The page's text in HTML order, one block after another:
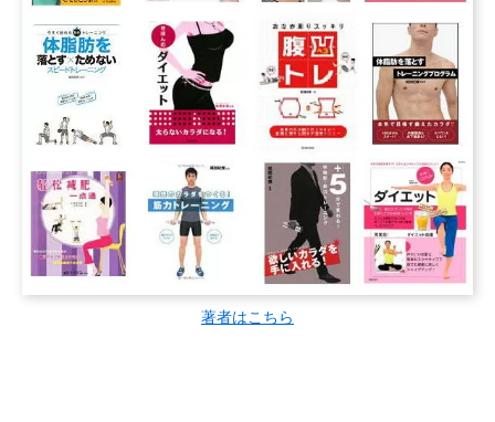
著者はこちら